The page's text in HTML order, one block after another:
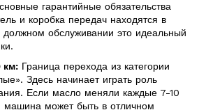
гарантийные обязательства
и коробка передач находятся в
должном обслуживании это идеальный
км: Граница перехода из категории
Здесь начинает играть роль
Если масло меняли каждые 7-10
машина может быть в отличном